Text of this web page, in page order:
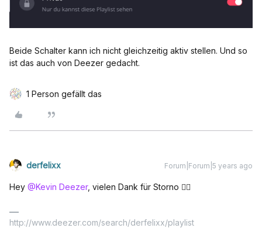
Beide Schalter kann ich nicht gleichzeitig aktiv stellen. Und so
ist das auch von Deezer gedacht.
1 Person gefällt das
derfelixx Forum|Forum|5 years ago
Hey @Kevin Deezer, vielen Dank für Storno 👍🏻
http://www.deezer.com/search/derfelixx/playlist